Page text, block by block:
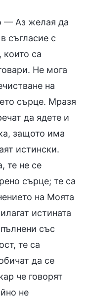
— Аз желая да
съгласие с
които са
Не мога
на
сърце. Мразя
да ядете и
защото има
истински.
те не се
сърце; те са
на Моята
истината
със
те са
да се
че говорят
не